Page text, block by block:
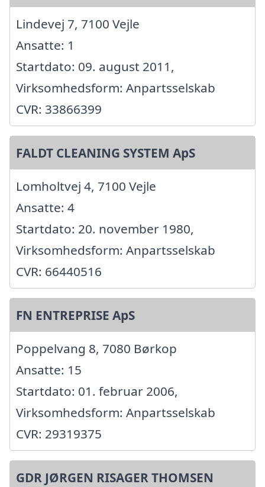
Lindevej 7, 7100 Vejle
Ansatte: 1
Startdato: 09. august 2011,
Virksomhedsform: Anpartsselskab
CVR: 33866399
FALDT CLEANING SYSTEM ApS
Lomholtvej 4, 7100 Vejle
Ansatte: 4
Startdato: 20. november 1980,
Virksomhedsform: Anpartsselskab
CVR: 66440516
FN ENTREPRISE ApS
Poppelvang 8, 7080 Børkop
Ansatte: 15
Startdato: 01. februar 2006,
Virksomhedsform: Anpartsselskab
CVR: 29319375
GDR JØRGEN RISAGER THOMSEN